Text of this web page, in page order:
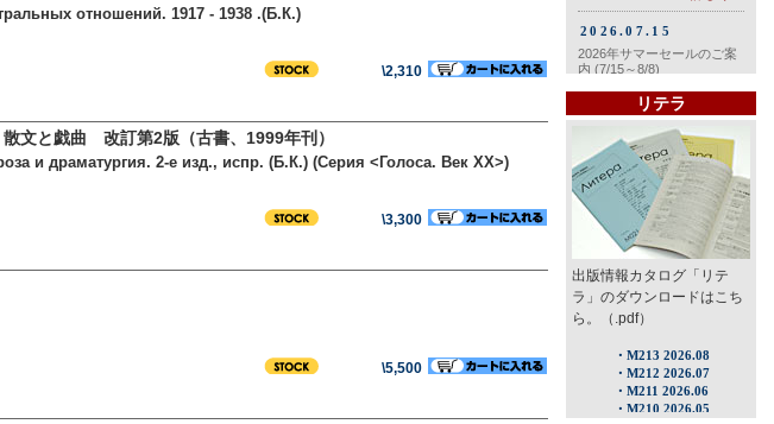
отношений. 1917 - 1938 .(Б.К.)
\2,310
と戯曲 改訂第2版（古書、1999年刊）
и драматургия. 2-е изд., испр. (Б.К.) (Серия <Голоса. Век XX>)
\3,300
\5,500
リテラ
出版情報カタログ「リテ
ラ」のダウンロードはこち
ら。（.pdf）